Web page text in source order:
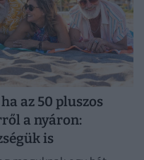
az 50 pluszos
a nyáron:
is